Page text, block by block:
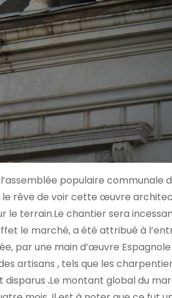
populaire communale
le rêve de voir cette œuvre
terrain.Le chantier sera
le marché, a été attribué à
par une main d’œuvre
artisans , tels que les
disparus .Le montant global du